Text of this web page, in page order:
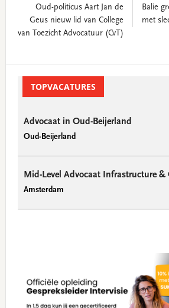
Oud-politicus Aart Jan de
Geus nieuw lid van College
van Toezicht Advocatuur (CvT)
Balie
met
SidebarTOPVACATURES
Advocaat in Oud-Beijerland
Oud-Beijerland
Mid-Level Advocaat Infrastructure &
Amsterdam